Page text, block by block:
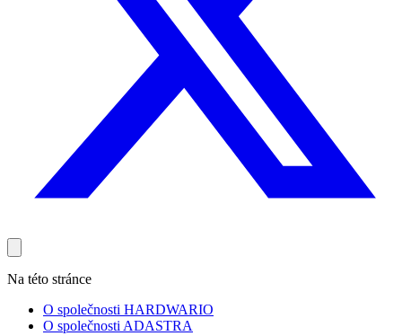
Na této stránce
O společnosti HARDWARIO
O společnosti ADASTRA